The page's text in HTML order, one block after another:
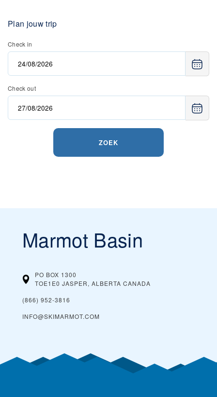
Plan jouw trip
Check in
Check out
ZOEK
Marmot Basin
PO BOX 1300
TOE1E0 JASPER, ALBERTA CANADA
(866) 952-3816
INFO@SKIMARMOT.COM